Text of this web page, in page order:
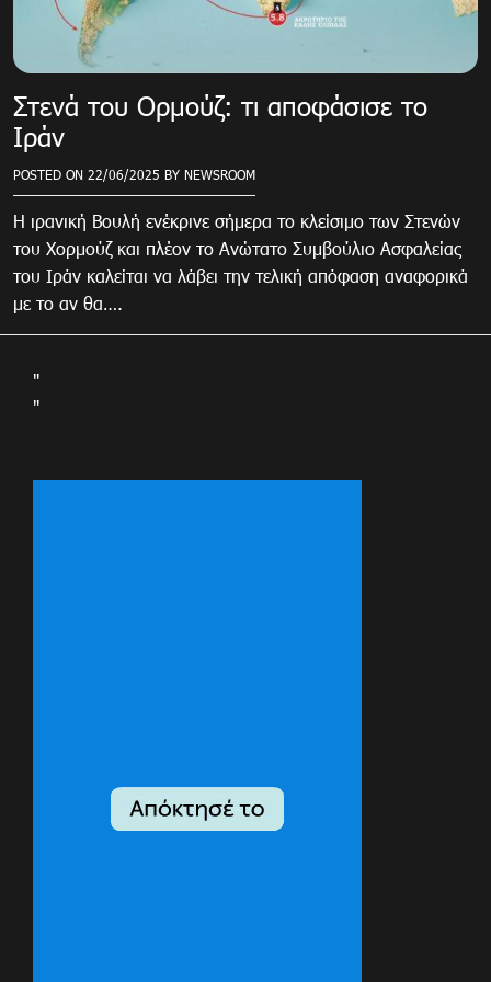
Στενά του Ορμούζ: τι αποφάσισε το
Ιράν
POSTED ON 22/06/2025 BY NEWSROOM
Η ιρανική Βουλή ενέκρινε σήμερα το κλείσιμο των Στενών
του Χορμούζ και πλέον το Ανώτατο Συμβούλιο Ασφαλείας
του Ιράν καλείται να λάβει την τελική απόφαση αναφορικά
με το αν θα….
"
"